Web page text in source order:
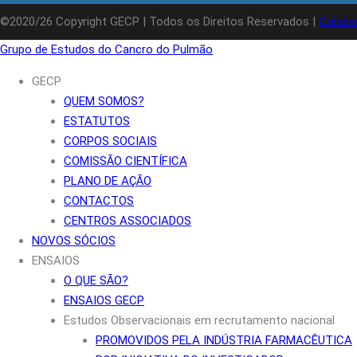
©2020/26 Copyright GECP | Todos os Direitos Reservados |
Grupo de Estudos do Cancro do Pulmão
GECP
QUEM SOMOS?
ESTATUTOS
CORPOS SOCIAIS
COMISSÃO CIENTÍFICA
PLANO DE AÇÃO
CONTACTOS
CENTROS ASSOCIADOS
NOVOS SÓCIOS
ENSAIOS
O QUE SÃO?
ENSAIOS GECP
Estudos Observacionais em recrutamento nacional
PROMOVIDOS PELA INDÚSTRIA FARMACÊUTICA